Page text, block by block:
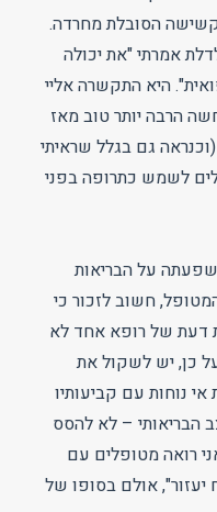
הסובלת מחרדה.
אמרתי "את יכולה
היא התקשרה אליי
הרבה יותר טוב מאז
גם בגלל שראיתי
לשמש כתרופה בפני
על הבריאות
חשוב לזכור כי
דעת של רופא אחד לא
כן, יש לשקול את
נוחות עם קביעותיו
הבריאותי – לא להסס
רואה מטופלים עם
אולם בסופו של